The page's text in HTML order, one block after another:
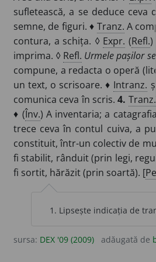
sufletească, a se deduce
semne, de figuri. ♦ Tranz. A
contura, a schița. ◊ Expr. (Refl.)
imprima. ◊ Refl. Urmele pașilor se
compune, a redacta o operă
un text, o scrisoare. ♦ Intranz. și
comunica ceva în scris.4. Tranz.
♦ (Înv.) A inventaria; a
trece ceva în contul cuiva, a
constituit, într-un colectiv de
fi stabilit, rânduit (prin legi,
fi sortit, hărăzit (prin soartă). [
Lipsește indicația de
sursa: DEX '09 (2009) adăugată de